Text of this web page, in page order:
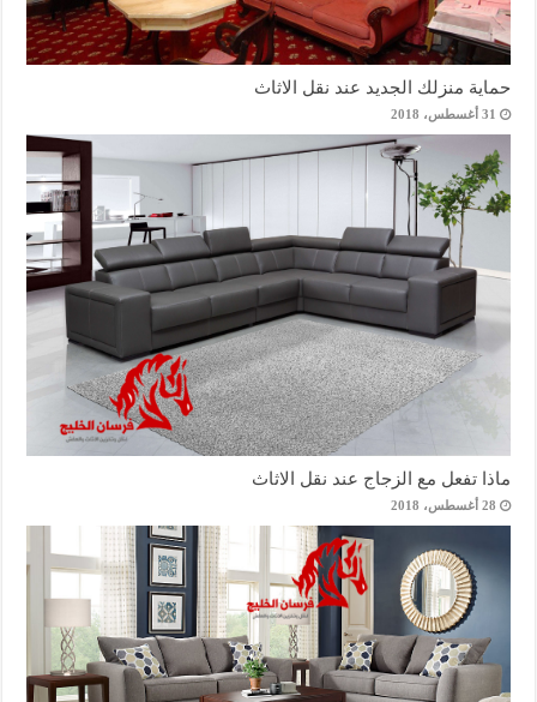
حماية منزلك الجديد عند نقل الاثاث
31 أغسطس، 2018
ماذا تفعل مع الزجاج عند نقل الاثاث
28 أغسطس، 2018